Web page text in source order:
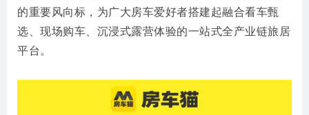
的重要风向标，为广大房车爱好者搭建起融合看车甄
选、现场购车、沉浸式露营体验的一站式全产业链旅居
平台。